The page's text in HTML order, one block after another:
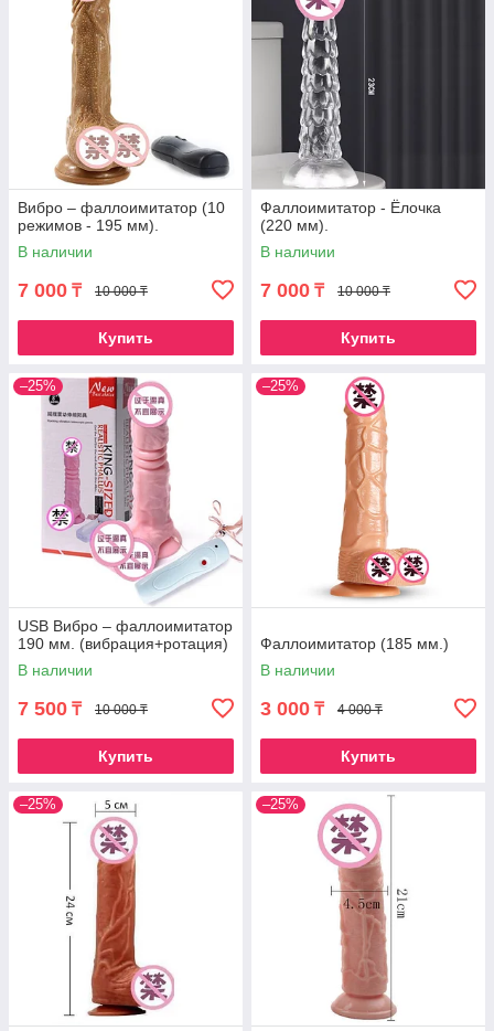
Вибро – фаллоимитатор (10
режимов - 195 мм).
В наличии
7 000 ₸ 10 000 ₸
Купить
Фаллоимитатор - Ёлочка
(220 мм).
В наличии
7 000 ₸ 10 000 ₸
Купить
–25%
USB Вибро – фаллоимитатор
190 мм. (вибрация+ротация)
В наличии
7 500 ₸ 10 000 ₸
Купить
–25%
Фаллоимитатор (185 мм.)
В наличии
3 000 ₸ 4 000 ₸
Купить
–25% –25%